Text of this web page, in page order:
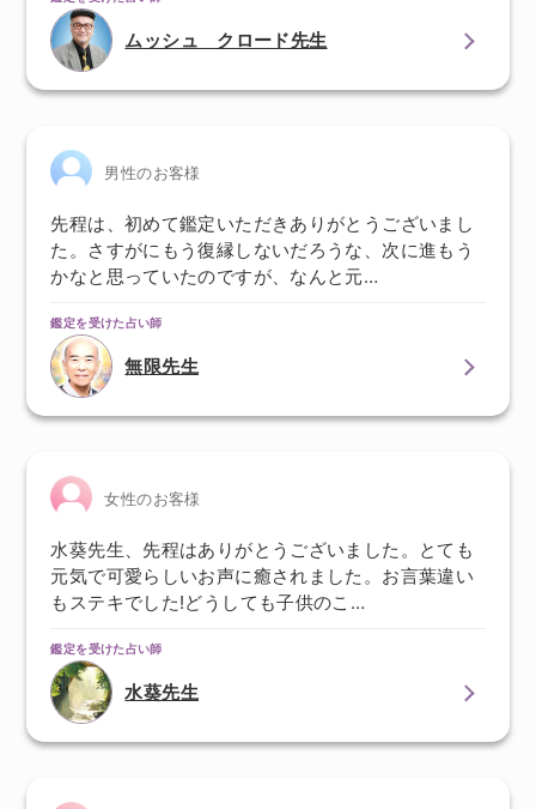
ムッシュ クロード先生
男性のお客様
先程は、初めて鑑定いただきありがとうございまし
た。さすがにもう復縁しないだろうな、次に進もう
かなと思っていたのですが、なんと元…
鑑定を受けた占い師
無限先生
女性のお客様
水葵先生、先程はありがとうございました。とても
元気で可愛らしいお声に癒されました。お言葉違い
もステキでした!どうしても子供のこ…
鑑定を受けた占い師
水葵先生